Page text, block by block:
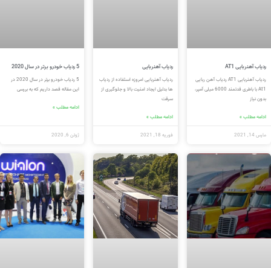
ردیاب آهنربایی AT1
ردیاب آهنربایی AT1 ردیاب آهن ربایی
At1 با باطری قدتمند 6000 میلی آمپر،
بدون نیاز
ادامه مطلب »
مارس 14, 2021
ردیاب آهنربایی
ردیاب آهنربایی امروزه استفاده از ردیاب
ها بدلیل ایجاد امنیت بالا و جلوگیری از
سرقت
ادامه مطلب »
فوریه 18, 2021
5 ردیاب خودرو برتر در سال 2020
5 ردیاب خودرو برتر در سال 2020 در
این مقاله قصد داریم که به بررسی
ادامه مطلب »
ژوئن 6, 2020